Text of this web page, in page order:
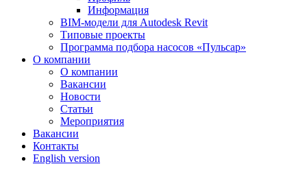
Информация
BIM-модели для Autodesk Revit
Типовые проекты
Программа подбора насосов «Пульсар»
О компании
О компании
Вакансии
Новости
Статьи
Мероприятия
Вакансии
Контакты
English version